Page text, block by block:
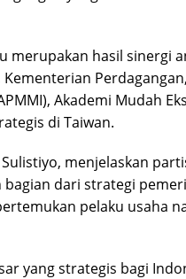
merupakan hasil sinergi
Kementerian
Akademi Mudah
di Taiwan.
Sulistiyo, menjelaskan
bagian dari strategi
pelaku usaha
yang strategis bagi